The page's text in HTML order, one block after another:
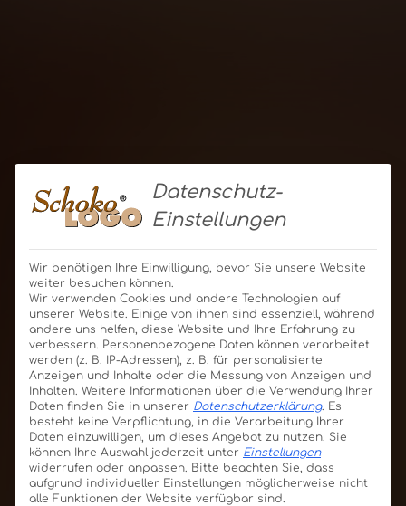
Datenschutz-
Einstellungen
Wir benötigen Ihre Einwilligung, bevor Sie unsere Website
weiter besuchen können.
Wir verwenden Cookies und andere Technologien auf
unserer Website. Einige von ihnen sind essenziell, während
andere uns helfen, diese Website und Ihre Erfahrung zu
verbessern. Personenbezogene Daten können verarbeitet
werden (z. B. IP-Adressen), z. B. für personalisierte
Anzeigen und Inhalte oder die Messung von Anzeigen und
Inhalten. Weitere Informationen über die Verwendung Ihrer
Daten finden Sie in unserer Datenschutzerklärung. Es
besteht keine Verpflichtung, in die Verarbeitung Ihrer
Daten einzuwilligen, um dieses Angebot zu nutzen. Sie
können Ihre Auswahl jederzeit unter Einstellungen
widerrufen oder anpassen. Bitte beachten Sie, dass
aufgrund individueller Einstellungen möglicherweise nicht
alle Funktionen der Website verfügbar sind.